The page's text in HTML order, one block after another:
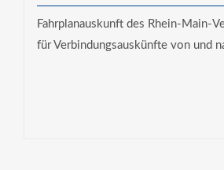
Fahrplanauskunft des Rhein-Main-
für Verbindungsauskünfte von und